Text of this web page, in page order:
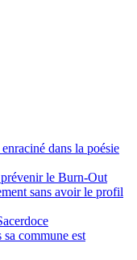
dans la poésie
le Burn-Out
sans avoir le profil
commune est